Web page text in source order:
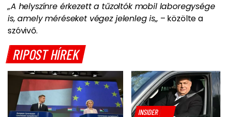
„A helyszínre érkezett a tűzoltók mobil laboregysége
is, amely méréseket végez jelenleg is„ – közölte a
szóvivő.
RIPOST HÍREK
INSIDER